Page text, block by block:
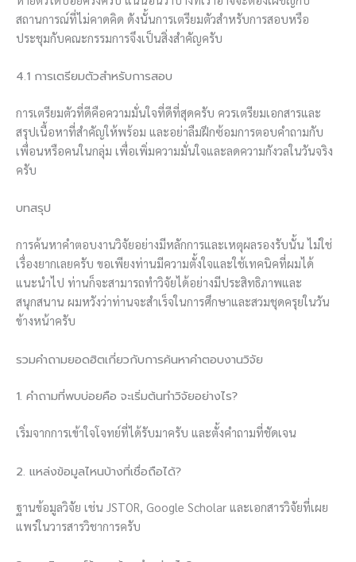
สถานการณ์ที่ไม่คาดคิด ดังนั้นการเตรียมตัวสำหรับการสอบหรือ
ประชุมกับคณะกรรมการจึงเป็นสิ่งสำคัญครับ
4.1 การเตรียมตัวสำหรับการสอบ
การเตรียมตัวที่ดีคือความมั่นใจที่ดีที่สุดครับ ควรเตรียมเอกสารและ
สรุปเนื้อหาที่สำคัญให้พร้อม และอย่าลืมฝึกซ้อมการตอบคำถามกับ
เพื่อนหรือคนในกลุ่ม เพื่อเพิ่มความมั่นใจและลดความกังวลในวันจริง
ครับ
บทสรุป
การค้นหาคำตอบงานวิจัยอย่างมีหลักการและเหตุผลรองรับนั้น ไม่ใช่
เรื่องยากเลยครับ ขอเพียงท่านมีความตั้งใจและใช้เทคนิคที่ผมได้
แนะนำไป ท่านก็จะสามารถทำวิจัยได้อย่างมีประสิทธิภาพและ
สนุกสนาน ผมหวังว่าท่านจะสำเร็จในการศึกษาและสวมชุดครุยในวัน
ข้างหน้าครับ
รวมคำถามยอดฮิตเกี่ยวกับการค้นหาคำตอบงานวิจัย
1. คำถามที่พบบ่อยคือ จะเริ่มต้นทำวิจัยอย่างไร?
เริ่มจากการเข้าใจโจทย์ที่ได้รับมาครับ และตั้งคำถามที่ชัดเจน
2. แหล่งข้อมูลไหนบ้างที่เชื่อถือได้?
ฐานข้อมูลวิจัย เช่น JSTOR, Google Scholar และเอกสารวิจัยที่เผย
แพร่ในวารสารวิชาการครับ